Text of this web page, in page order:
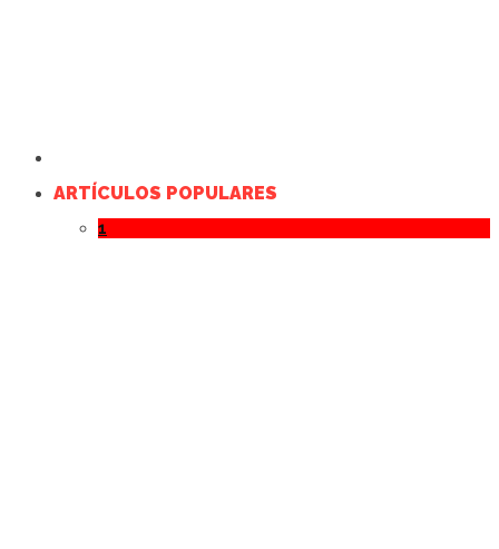
ARTÍCULOS POPULARES
1